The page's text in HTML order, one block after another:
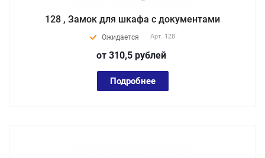
128 , Замок для шкафа с документами
Ожидается Арт. 128
от 310,5 рублей
Подробнее